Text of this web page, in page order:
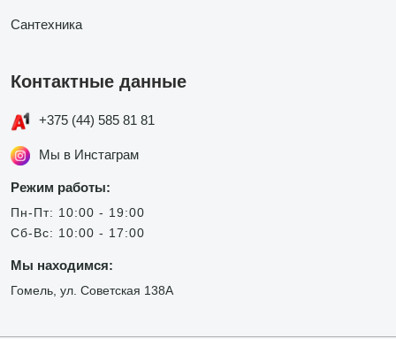
Сантехника
Контактные данные
+375 (44) 585 81 81
Мы в Инстаграм
Режим работы:
Пн-Пт: 10:00 - 19:00
Сб-Вс: 10:00 - 17:00
Мы находимся:
Гомель, ул. Советская 138А